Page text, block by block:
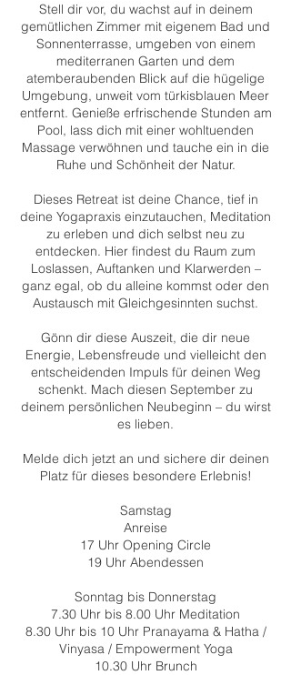
p
t
.
Stell dir vor, du wachst auf in deinem
gemütlichen Zimmer mit eigenem Bad und
Sonnenterrasse, umgeben von einem
mediterranen Garten und dem
atemberaubenden Blick auf die hügelige
Umgebung, unweit vom türkisblauen Meer
entfernt. Genieße erfrischende Stunden am
Pool, lass dich mit einer wohltuenden
Massage verwöhnen und tauche ein in die
Ruhe und Schönheit der Natur.
Dieses Retreat ist deine Chance, tief in
deine Yogapraxis einzutauchen, Meditation
zu erleben und dich selbst neu zu
entdecken. Hier findest du Raum zum
Loslassen, Auftanken und Klarwerden –
ganz egal, ob du alleine kommst oder den
Austausch mit Gleichgesinnten suchst.
Gönn dir diese Auszeit, die dir neue
Energie, Lebensfreude und vielleicht den
entscheidenden Impuls für deinen Weg
schenkt. Mach diesen September zu
deinem persönlichen Neubeginn – du wirst
es lieben.
Melde dich jetzt an und sichere dir deinen
Platz für dieses besondere Erlebnis!
Samstag
Anreise
17 Uhr Opening Circle
19 Uhr Abendessen
Sonntag bis Donnerstag
7.30 Uhr bis 8.00 Uhr Meditation
8.30 Uhr bis 10 Uhr Pranayama & Hatha /
Vinyasa / Empowerment Yoga
10.30 Uhr Brunch